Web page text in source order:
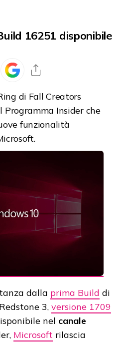
16251 disponibile
di Fall Creators
Insider che
funzionalità
dalla prima Build di
3, versione 1709
nel canale
Microsoft rilascia